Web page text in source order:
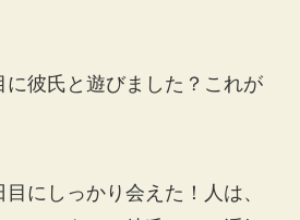
彼氏と遊びました？これが
にしっかり会えた！人は、